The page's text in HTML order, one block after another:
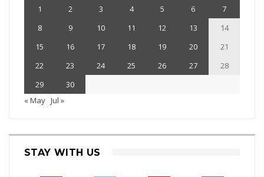
1
2 3 4 5 6
7
8
9 10 11 12 13
14
15
16 17 18 19 20
21
22
23 24 25 26 27
28
29
30
« May Jul »
STAY WITH US